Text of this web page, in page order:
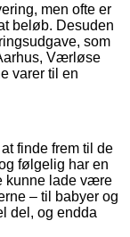
men ofte er
beløb. Desuden
som
Værløse
varer til en
finde frem til de
følgelig har en
kunne lade være
– til babyer og
del, og endda